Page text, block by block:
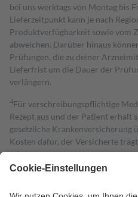
bei uns werktags von Montag bis
Lieferzeitpunkt kann je nach
Produktverfügbarkeit sowie vom
abweichen. Darüber hinaus
Prüfungen, die zu deiner
Lieferfrist um die Dauer der
verlängern.
4Für verschreibungspflichtige
Rezept aus und der Patient erhält
gesetzliche Krankenversicherung
Kosten dafür, der Versicherte
mit.
Grundsätzlich leisten Mitglieder
höchstens zehn Euro.
Es sind